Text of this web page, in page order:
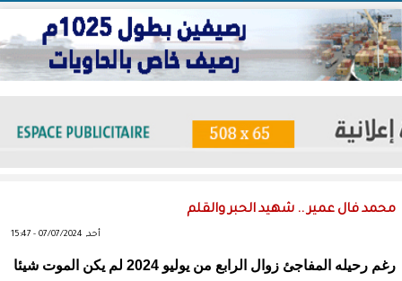
محمد فال عمير .. شهيد الحبر والقلم
أحد, 07/07/2024 - 15:47
رغم رحيله المفاجئ زوال الرابع من يوليو 2024 لم يكن الموت شيئا